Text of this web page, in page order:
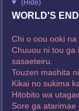
(Hide)
WORLD'S
Chi o oou ooki na
Chuuou ni tou ga
sasaeteiru.
Touzen mashita
Kikai no sukima
Hitobito wa
Sore ga atarimae